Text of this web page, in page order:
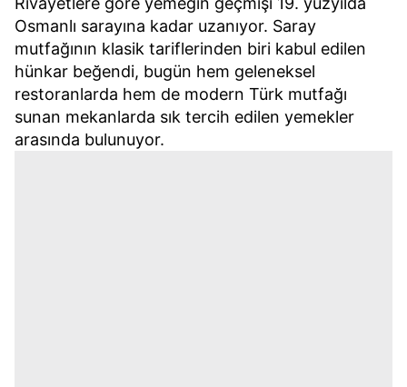
Osmanlı sarayına kadar uzanıyor. Saray
mutfağının klasik tariflerinden biri kabul edilen
hünkar beğendi, bugün hem geleneksel
restoranlarda hem de modern Türk mutfağı
sunan mekanlarda sık tercih edilen yemekler
arasında bulunuyor.